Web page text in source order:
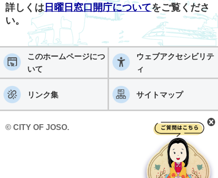
詳しくは 日曜日窓口開庁についてをご覧くださ
い。
このホームページにつ
いて
ウェブアクセシビリテ
ィ
リンク集 サイトマップ
© CITY OF JOSO.